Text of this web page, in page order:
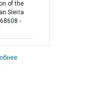
of the
Sierra
-